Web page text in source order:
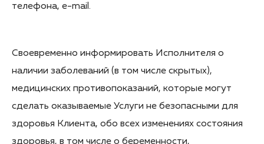
телефона, e-mail.
Своевременно информировать Исполнителя о
наличии заболеваний (в том числе скрытых),
медицинских противопоказаний, которые могут
сделать оказываемые Услуги не безопасными для
здоровья Клиента, обо всех изменениях состояния
здоровья, в том числе о беременности,